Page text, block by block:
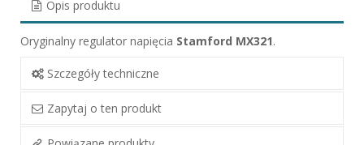
Opis produktu
Oryginalny regulator napięcia Stamford MX321.
Szczegóły techniczne
Zapytaj o ten produkt